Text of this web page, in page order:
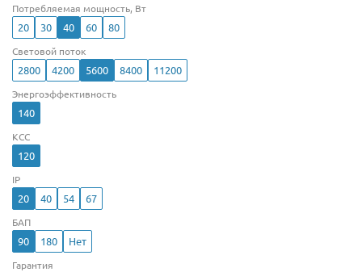
Потребляемая мощность, Вт
20 30 40 60 80
Световой поток
2800 4200 5600 8400 11200
Энергоэффективность
140
КСС
120
IP
20 40 54 67
БАП
90 180 Нет
Гарантия